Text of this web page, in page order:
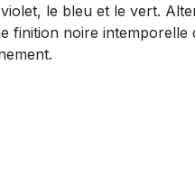
le bleu et le vert.
finition noire intemporelle